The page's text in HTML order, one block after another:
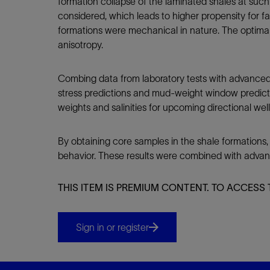
considered, which leads to higher propensity for
formations were mechanical in nature. The
anisotropy.
Combing data from laboratory tests with
stress predictions and mud-weight window
weights and salinities for upcoming directional
By obtaining core samples in the shale
behavior. These results were combined with
THIS ITEM IS PREMIUM CONTENT. TO
Sign in or register